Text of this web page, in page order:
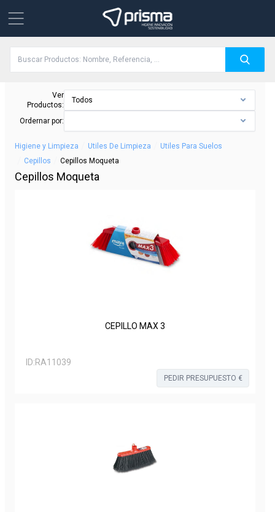
Ver
Productos:
Todos
Ordernar por:
Higiene y Limpieza Utiles De Limpieza Utiles Para Suelos
Cepillos Cepillos Moqueta
Cepillos Moqueta
CEPILLO MAX 3
ID:RA11039
PEDIR PRESUPUESTO €